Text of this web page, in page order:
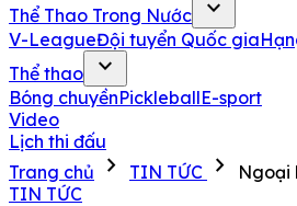
Thể Thao Trong Nước
expand_more
V-LeagueĐội tuyển Quốc gia
Thể thao
expand_more
Bóng chuyềnPickleballE-sport
Video
Lịch thi đấu
Trang chủ
chevron_right TIN TỨC chevron_right
Ngoại
TIN TỨC